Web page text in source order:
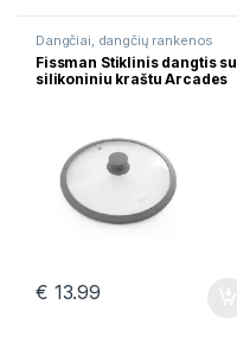
Dangčiai, dangčių rankenos
Fissman Stiklinis dangtis su
silikoniniu kraštu Arcades
€ 13.99